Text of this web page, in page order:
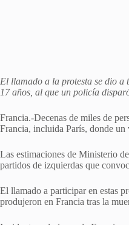
El llamado a la protesta se dio a
17 años, al que un policía
Francia.-Decenas de miles de
Francia, incluida París, donde
Las estimaciones de Ministerio
partidos de izquierdas que
El llamado a participar en estas
produjeron en Francia tras la